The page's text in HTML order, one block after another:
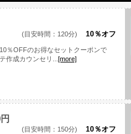
(目安時間：120分) 10％オフ
％OFFのお得なセットクーポンで
成カウンセリ... [more]
(目安時間：150分) 10％オフ